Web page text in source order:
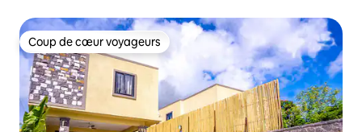
Coup de cœur voyageurs
Coup de cœur voyageurs